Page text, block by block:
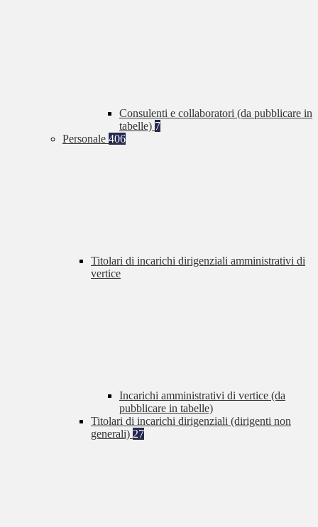
Consulenti e collaboratori (da pubblicare in
tabelle) 7
Personale 406
Titolari di incarichi dirigenziali amministrativi di
vertice
Incarichi amministrativi di vertice (da
pubblicare in tabelle)
Titolari di incarichi dirigenziali (dirigenti non
generali) 27